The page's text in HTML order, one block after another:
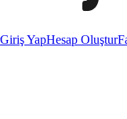
Giriş YapHesap Oluştur